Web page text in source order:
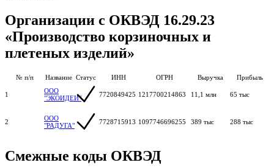
Организации с ОКВЭД 16.29.23
«Производство корзиночных и
плетеных изделий»
№ п/п Название Статус ИНН ОГРН Выручка Прибыль
1
ООО
"ЭКОИДЕИ"
7720849425 1217700214863 11,1 млн 65 тыс
2
ООО
"РАДУГА"
7728715913 1097746696255 389 тыс 288 тыс
Смежные коды ОКВЭД